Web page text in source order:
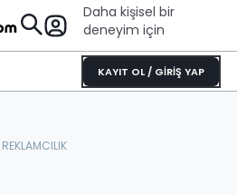
Daha kişisel bir
deneyim için
KAYIT OL / GİRİŞ YAP